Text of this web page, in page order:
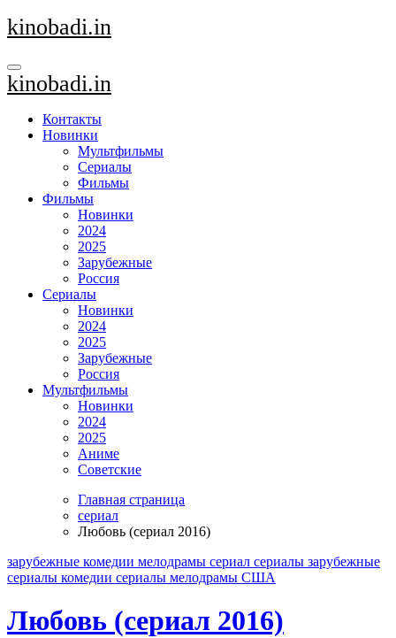
Перейти
к
kinobadi.in
kinobadi.in
Контакты
Новинки
Мультфильмы
Сериалы
Фильмы
Фильмы
Новинки
2024
2025
Зарубежные
Россия
Сериалы
Новинки
2024
2025
Зарубежные
Россия
Мультфильмы
Новинки
2024
2025
Аниме
Советские
Главная страница
сериал
Любовь (сериал 2016)
зарубежные комедии мелодрамы сериал сериалы зарубежные
сериалы комедии сериалы мелодрамы США
Любовь (сериал 2016)